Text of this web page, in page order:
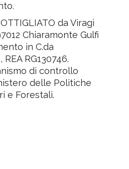
da Viragì
Chiaramonte Gulfi
in C.da
RG130746.
di controllo
delle Politiche
e Forestali.